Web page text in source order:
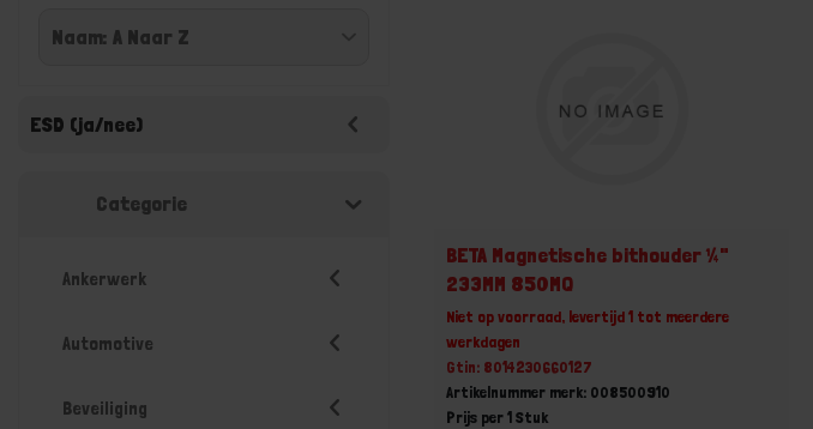
ESD (ja/nee)
Categorie
Ankerwerk
Automotive
Beveiliging
BETA Magnetische bithouder ¼"
233MM 850MQ
Niet op voorraad, levertijd 1 tot meerdere
werkdagen
Gtin: 8014230660127
Artikelnummer merk: 008500910
Prijs per 1 Stuk